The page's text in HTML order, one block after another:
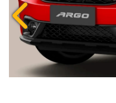
Anterior